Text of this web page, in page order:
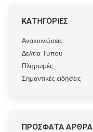
ΚΑΤΗΓΟΡΙΕΣ
Ανακοινώσεις
Δελτία Τύπου
Πληρωμές
Σημαντικές ειδήσεις
ΠΡΟΣΦΑΤΑ ΑΡΘΡΑ